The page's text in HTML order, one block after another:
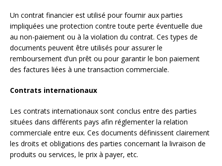
Un contrat financier est utilisé pour fournir aux parties
impliquées une protection contre toute perte éventuelle due
au non-paiement ou à la violation du contrat. Ces types de
documents peuvent être utilisés pour assurer le
remboursement d’un prêt ou pour garantir le bon paiement
des factures liées à une transaction commerciale.
Contrats internationaux
Les contrats internationaux sont conclus entre des parties
situées dans différents pays afin réglementer la relation
commerciale entre eux. Ces documents définissent clairement
les droits et obligations des parties concernant la livraison de
produits ou services, le prix à payer, etc.